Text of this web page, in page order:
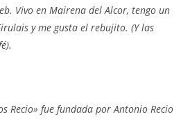
Vivo en Mairena del Alcor, tengo un
y me gusta el rebujito. (Y las
Recio» fue fundada por Antonio Recio